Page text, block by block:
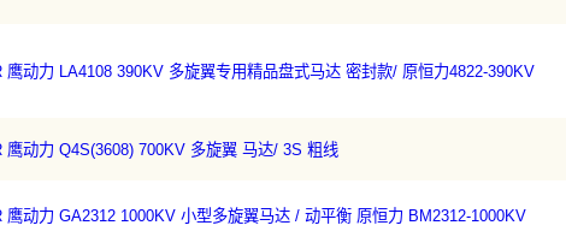
鹰动力 LA4108 390KV 多旋翼专用精品盘式马达 密封款/ 原恒力4822-390KV
鹰动力 Q4S(3608) 700KV 多旋翼 马达/ 3S 粗线
鹰动力 GA2312 1000KV 小型多旋翼马达 / 动平衡 原恒力 BM2312-1000KV